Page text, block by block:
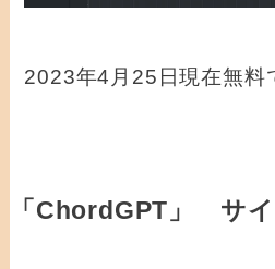
2023年4月25日現在無料
「ChordGPT」 サ